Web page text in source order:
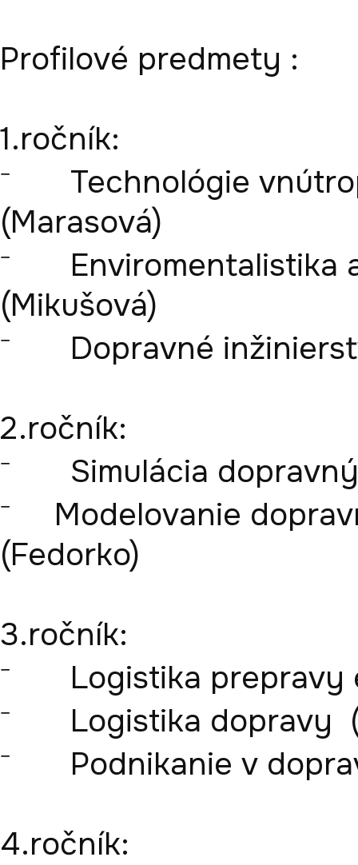
Profilové predmety :
1.ročník:
⁻	Technológie vnútropodnikovej dopravy
(Marasová)
⁻	Enviromentalistika a reverzná logistika
(Mikušová)
⁻	Dopravné inžinierstvo (Mikušová)
2.ročník:
⁻	Simulácia dopravných systémov (Fedorko)
⁻     Modelovanie
(Fedorko)
3.ročník:
⁻	Logistika prepravy energií a médií (Krešák)
⁻	Logistika dopravy  (Marasová)
⁻	Podnikanie v doprave (Fedorko)
4.ročník: